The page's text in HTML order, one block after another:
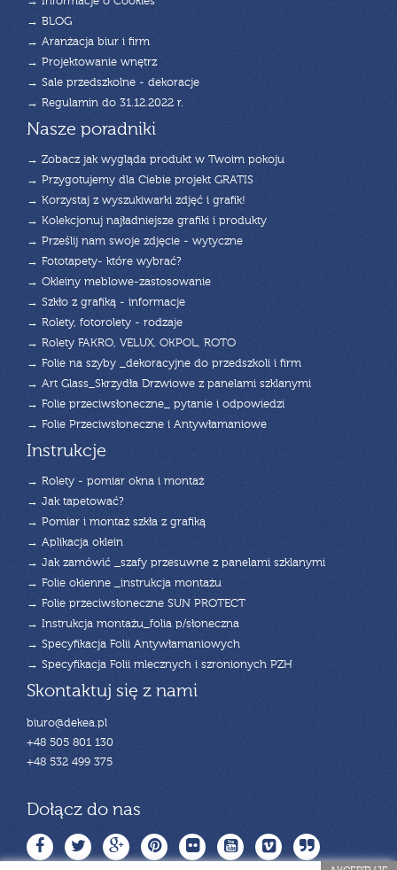
→ BLOG
→ Aranżacja biur i firm
→ Projektowanie wnętrz
→ Sale przedszkolne - dekoracje
→ Regulamin do 31.12.2022 r.
Nasze poradniki
→ Zobacz jak wygląda produkt w Twoim pokoju
→ Przygotujemy dla Ciebie projekt GRATIS
→ Korzystaj z wyszukiwarki zdjęć i grafik!
→ Kolekcjonuj najładniejsze grafiki i produkty
→ Prześlij nam swoje zdjęcie - wytyczne
→ Fototapety- które wybrać?
→ Okleiny meblowe-zastosowanie
→ Szkło z grafiką - informacje
→ Rolety, fotorolety - rodzaje
→ Rolety FAKRO, VELUX, OKPOL, ROTO
→ Folie na szyby _dekoracyjne do przedszkoli i firm
→ Art Glass_Skrzydła Drzwiowe z panelami szklanymi
→ Folie przeciwsłoneczne_ pytanie i odpowiedzi
→ Folie Przeciwsłoneczne i Antywłamaniowe
Instrukcje
→ Rolety - pomiar okna i montaż
→ Jak tapetować?
→ Pomiar i montaż szkła z grafiką
→ Aplikacja oklein
→ Jak zamówić _szafy przesuwne z panelami szklanymi
→ Folie okienne _instrukcja montażu
→ Folie przeciwsłoneczne SUN PROTECT
→ Instrukcja montażu_folia p/słoneczna
→ Specyfikacja Folii Antywłamaniowych
→ Specyfikacja Folii mlecznych i szronionych PZH
Skontaktuj się z nami
biuro@dekea.pl
+48 505 801 130
+48 532 499 375
Dołącz do nas